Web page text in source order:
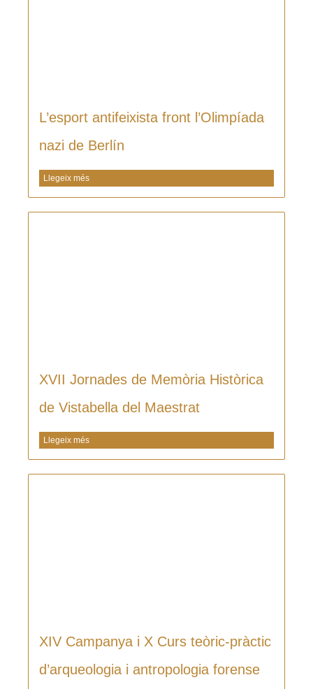
L’esport antifeixista front l’Olimpíada
nazi de Berlín
Llegeix més
XVII Jornades de Memòria Històrica
de Vistabella del Maestrat
Llegeix més
XIV Campanya i X Curs teòric-pràctic
d’arqueologia i antropologia forense